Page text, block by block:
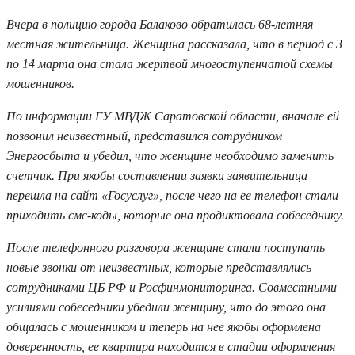
Вчера в полицию города Балаково обратилась 68-летняя
местная жительница. Женщина рассказала, что в период с 3
по 14 марта она стала жертвой многоступенчатой схемы
мошенников.
По информации ГУ МВДЖ Саратовской области, вначале ей
позвонил неизвестный, представился сотрудником
Энергосбыта и убедил, что женщине необходимо заменить
счетчик. При якобы составлении заявки заявительница
перешла на сайт «Госуслуг», после чего на ее телефон стали
приходить смс-коды, которые она продиктовала собеседнику.
После телефонного разговора женщине стали поступать
новые звонки от неизвестных, которые представлялись
сотрудниками ЦБ РФ и Росфинмониторинга. Совместными
усилиями собеседники убедили женщину, что до этого она
общалась с мошенником и теперь на нее якобы оформлена
доверенность, ее квартира находится в стадии оформления